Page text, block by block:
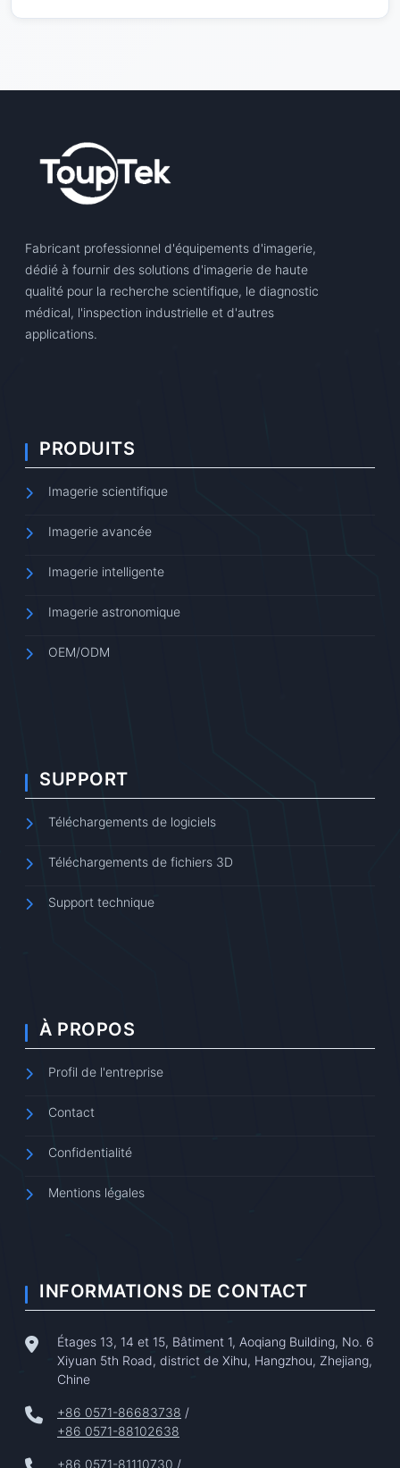
Fabricant professionnel d'équipements d'imagerie,
dédié à fournir des solutions d'imagerie de haute
qualité pour la recherche scientifique, le diagnostic
médical, l'inspection industrielle et d'autres
applications.
PRODUITS
Imagerie scientifique
Imagerie avancée
Imagerie intelligente
Imagerie astronomique
OEM/ODM
SUPPORT
Téléchargements de logiciels
Téléchargements de fichiers 3D
Support technique
À PROPOS
Profil de l'entreprise
Contact
Confidentialité
Mentions légales
INFORMATIONS DE CONTACT
Étages 13, 14 et 15, Bâtiment 1, Aoqiang Building, No. 6
Xiyuan 5th Road, district de Xihu, Hangzhou, Zhejiang,
Chine
+86 0571-86683738 /
+86 0571-88102638
+86 0571-81110730 /